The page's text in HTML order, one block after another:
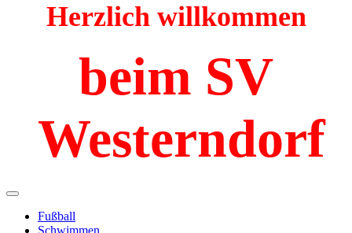
Herzlich willkommen
beim SV
Westerndorf
Fußball
Schwimmen